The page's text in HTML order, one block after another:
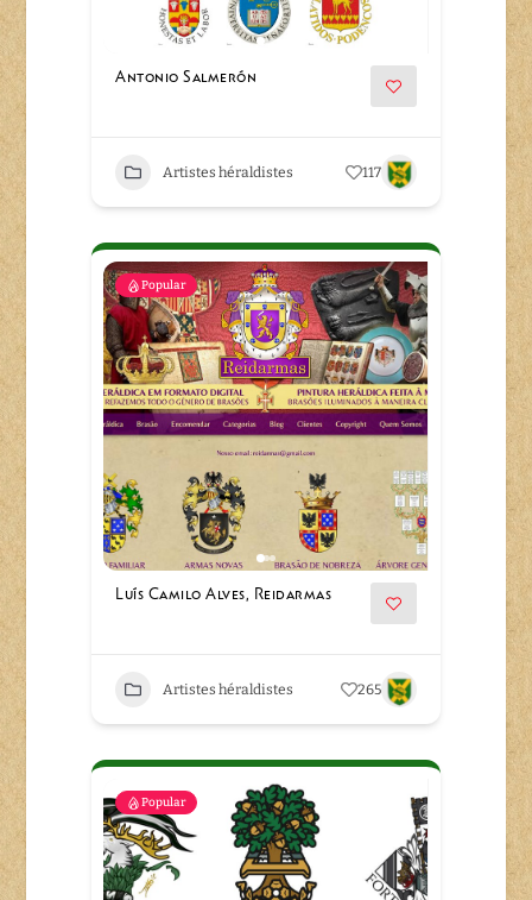
Antonio Salmerón
Artistes héraldistes 117
Popular
Luís Camilo Alves, Reidarmas
Artistes héraldistes 265
Popular